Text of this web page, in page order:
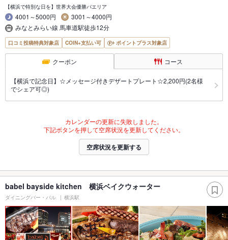
【横浜で特別な日を】世界大会優勝パエリア
4001～5000円
3001～4000円
みなとみらい線 馬車道駅徒歩12分
口コミ投稿特典対象店 COIN+支払い可 ポイントプラス対象店
クーポン コース
【横浜で記念日】☆メッセージ付きデザートプレート☆2,200円(2名様
でシェア可◎)
カレンダーの更新に失敗しました。
下記ボタンを押して空席状況を更新してください。
空席状況を更新する
babel bayside kitchen 横浜ベイクウォーター
ダイニングバー・バル 横浜駅